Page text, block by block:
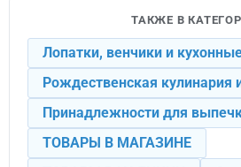
ТАКЖЕ В
Лопатки, венчики и
Рождественская кулинария
Принадлежности для
ТОВАРЫ В МАГАЗИНЕ